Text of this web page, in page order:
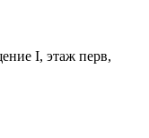
I, этаж перв,